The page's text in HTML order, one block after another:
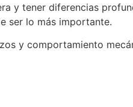
y tener diferencias
ser lo más importante.
y comportamiento